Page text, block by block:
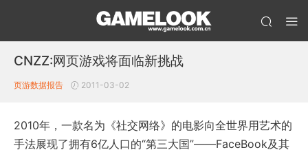
CNZZ:网页游戏将面临新挑战
页游数据报告 2011-03-02
2010年，一款名为《社交网络》的电影向全世界用艺术的
手法展现了拥有6亿人口的“第三大国”——FaceBook及其